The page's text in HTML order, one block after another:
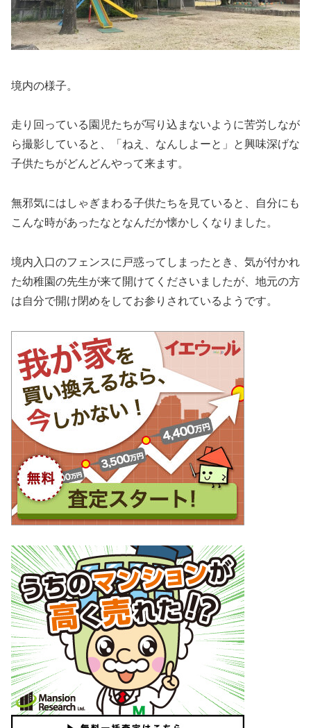
境内の様子。
走り回っている園児たちが写り込まないように苦労しなが
ら撮影していると、「ねえ、なんしよーと」と興味深げな
子供たちがどんどんやって来ます。
無邪気にはしゃぎまわる子供たちを見ていると、自分にも
こんな時があったなとなんだか懐かしくなりました。
境内入口のフェンスに戸惑ってしまったとき、気が付かれ
た幼稚園の先生が来て開けてくださいましたが、地元の方
は自分で開け閉めをしてお参りされているようです。